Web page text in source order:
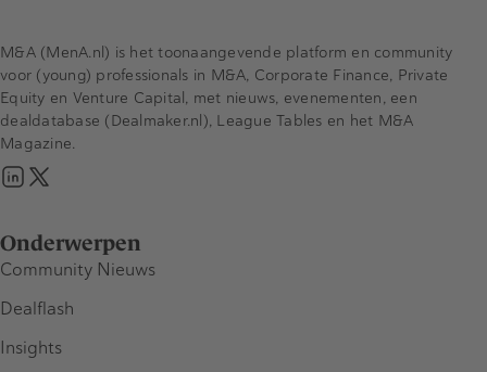
Onderwerpen
Community Nieuws
Dealflash
Insights
M&A (MenA.nl) is het toonaangevende platform en community
voor (young) professionals in M&A, Corporate Finance, Private
Equity en Venture Capital, met nieuws, evenementen, een
dealdatabase (Dealmaker.nl), League Tables en het M&A
Magazine.